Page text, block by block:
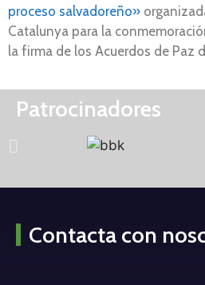
proceso salvadoreño»
Catalunya para la
la firma de los Acuerdos de Paz
Patrocinadores
Contacta con